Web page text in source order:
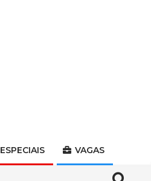
ESPECIAIS VAGAS
Search